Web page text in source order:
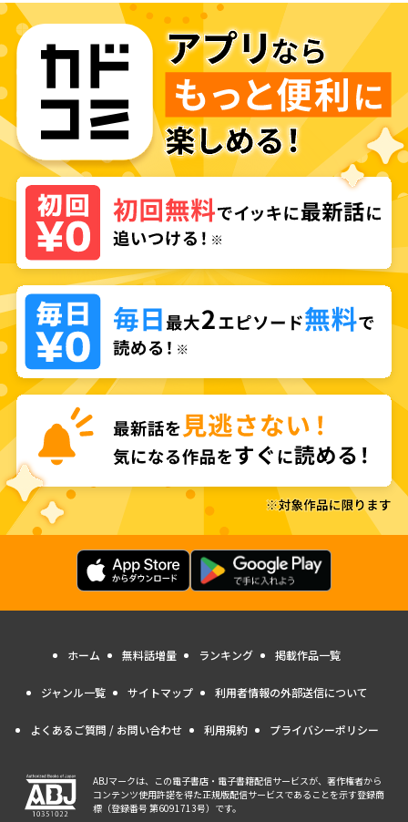
ホーム 無料話増量 ランキング 掲載作品一覧
ジャンル一覧 サイトマップ 利用者情報の外部送信について
よくあるご質問 / お問い合わせ 利用規約 プライバシーポリシー
ABJマークは、この電子書店・電子書籍配信サービスが、著作権者から
コンテンツ使用許諾を得た正規版配信サービスであることを示す登録商
標（登録番号 第6091713号）です。